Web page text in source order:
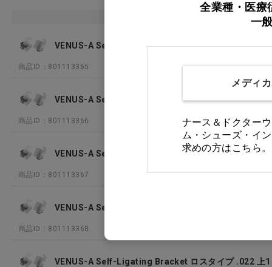
VENUS-A Self-Ligating Bracket ロスタイプ .022 上1
商品ID：801113365
VENUS-A Self-Ligating Bracket ロスタイプ .022 上2
商品ID：801113366
VENUS-A Self-Ligating Bracket ロスタイプ .022 上3
商品ID：801113367
VENUS-A Self-Ligating Bracket ロスタイプ .022 上4
商品ID：801113368
VENUS-A Self-Ligating Bracket ロスタイプ .022 上1
全業種・医療
一
メディ
ナース＆ドクター
ム・シューズ・イ
求めの方はこちら。